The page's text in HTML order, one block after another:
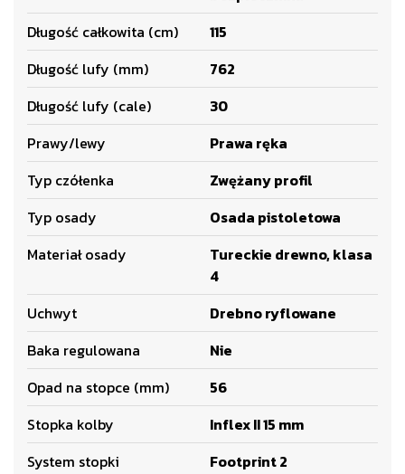
Długość całkowita (cm)
115
Długość lufy (mm)
762
Długość lufy (cale)
30
Prawy/lewy
Prawa ręka
Typ czółenka
Zwężany profil
Typ osady
Osada pistoletowa
Materiał osady
Tureckie drewno, klasa
4
Uchwyt
Drebno ryflowane
Baka regulowana
Nie
Opad na stopce (mm)
56
Stopka kolby
Inflex II 15 mm
System stopki
Footprint 2